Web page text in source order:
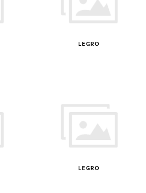
LEGRO
LEGRO